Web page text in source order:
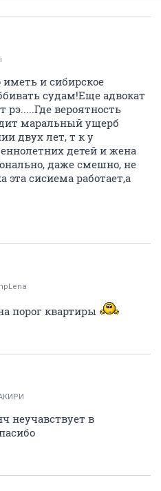
и сибирское
судам!Еще адвокат
вероятность
маральный ущерб
двух лет, т к у
детей и жена
даже смешно, не
эта сисиема работает,а
порог квартиры
неучавствует в